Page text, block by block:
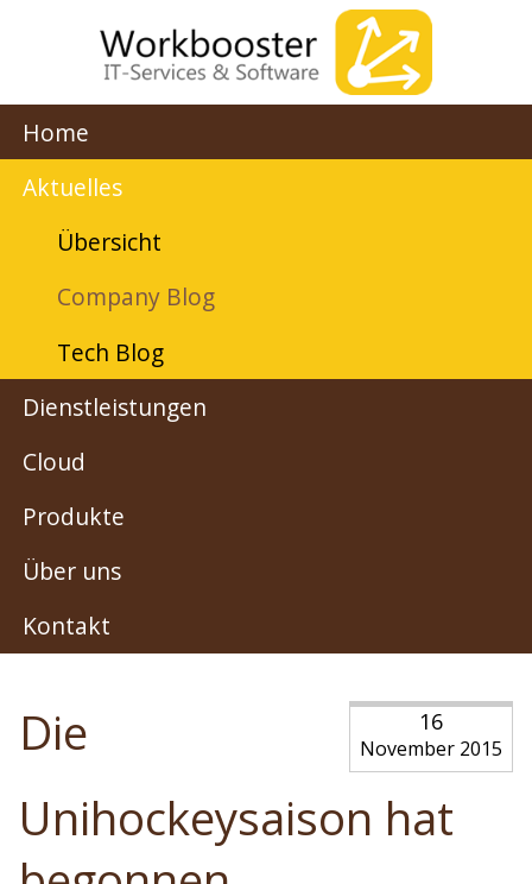
Home
Aktuelles
Übersicht
Company Blog
Tech Blog
Dienstleistungen
Cloud
Produkte
Über uns
Kontakt
16
November 2015
Die
Unihockeysaison hat